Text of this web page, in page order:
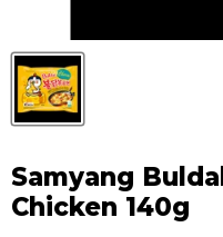
Samyang
Chicken 140g